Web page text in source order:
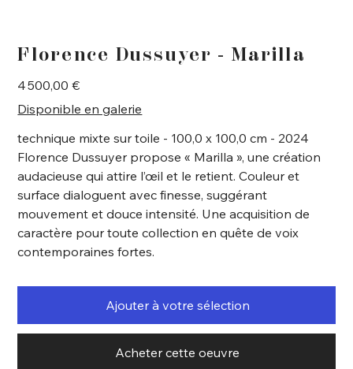
Florence Dussuyer - Marilla
Prix
4 500,00 €
Disponible en galerie
technique mixte sur toile - 100,0 x 100,0 cm - 2024
Florence Dussuyer propose « Marilla », une création
audacieuse qui attire l’œil et le retient. Couleur et
surface dialoguent avec finesse, suggérant
mouvement et douce intensité. Une acquisition de
caractère pour toute collection en quête de voix
contemporaines fortes.
Ajouter à votre sélection
Acheter cette oeuvre